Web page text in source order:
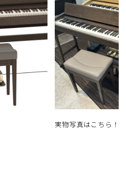
実物写真はこちら！